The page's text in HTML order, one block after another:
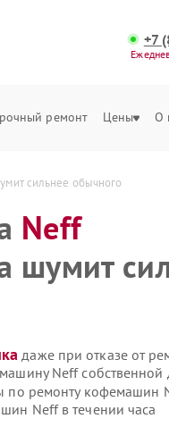
+7
ремонт Цены О
сильнее обычного
Neff
шумит
даже при отказе от
Neff собственной
по ремонту кофемашин
Neff в течении часа